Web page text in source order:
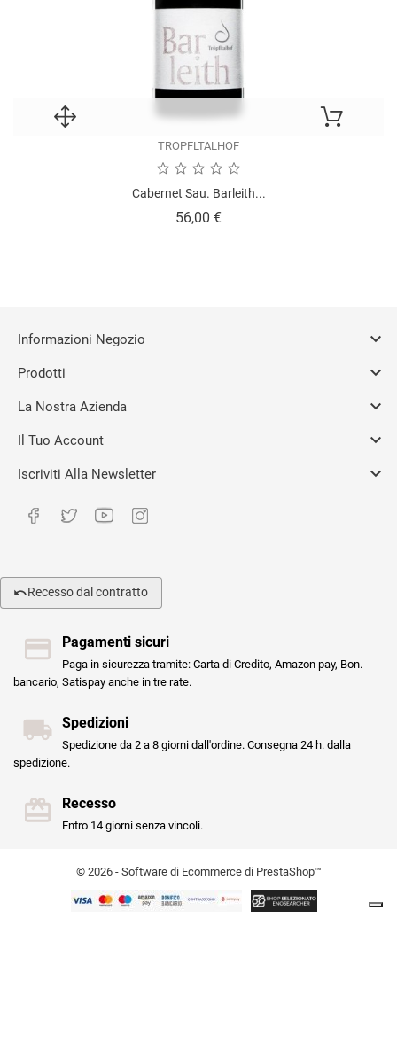
TROPFLTALHOF
Cabernet Sau. Barleith...
56,00 €Prezzo
Informazioni Negozio 
Prodotti 
La Nostra Azienda 
Il Tuo Account 
Iscriviti Alla Newsletter 
Recesso dal contratto
Pagamenti sicuri
Paga in sicurezza tramite: Carta di Credito, Amazon pay, Bon.
bancario, Satispay anche in tre rate.
Spedizioni
Spedizione da 2 a 8 giorni dall'ordine. Consegna 24 h. dalla
spedizione.
Recesso
Entro 14 giorni senza vincoli.
© 2026 - Software di Ecommerce di PrestaShop™